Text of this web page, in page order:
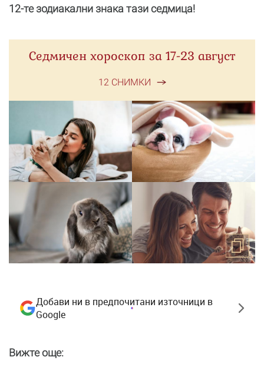
12-те зодиакални знака тази седмица!
Седмичен хороскоп за 17-23 август
12 СНИМКИ
Добави ни в предпочитани източници в
Google
Вижте още: